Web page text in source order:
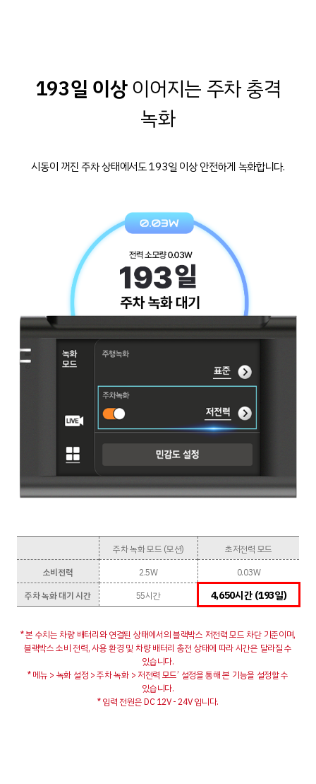
193일 이상이어지는 주차 충격
녹화
시동이 꺼진 주차 상태에서도 193일 이상 안전하게 녹화합니다.
주차 녹화 모드 (모션)
초저전력 모드
소비전력
2.5W
0.03W
주차 녹화 대기 시간
55시간 4,650시간 (193일)
* 본 수치는 차량 배터리와 연결된 상태에서의 블랙박스 저전력 모드 차단 기준이며,
블랙박스 소비 전력, 사용 환경 및 차량 배터리 충전 상태에 따라 시간은 달라질 수
있습니다.
* 메뉴 > 녹화 설정 > 주차 녹화 > 저전력 모드’ 설정을 통해 본 기능을 설정할 수
있습니다.
* 입력 전원은 DC 12V - 24V 입니다.